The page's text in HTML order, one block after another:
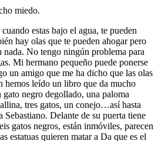
miedo.
estas bajo el agua, te pueden
hay olas que te pueden ahogar pero
nada. No tengo ningún problema para
Mi hermano pequeño puede ponerse
un amigo que me ha dicho que las olas
hemos leído un libro que da mucho
negro degollado, una paloma
tres gatos, un conejo…así hasta
Sebastiano. Delante de su puerta tiene
gatos negros, están inmóviles, parecen
estatuas quieren matar a Da que es el